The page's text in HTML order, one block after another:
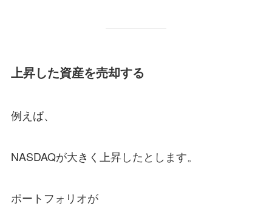
上昇した資産を売却する
例えば、
NASDAQが大きく上昇したとします。
ポートフォリオが